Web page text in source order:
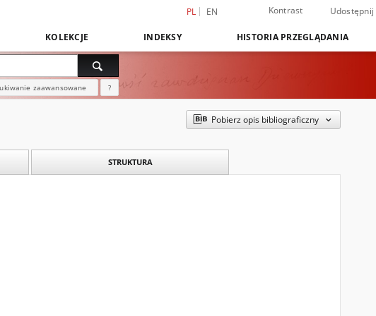
PL EN Kontrast Udostępnij
KOLEKCJE INDEKSY HISTORIA PRZEGLĄDANIA
zaawansowane ?
Pobierz opis bibliograficzny
STRUKTURA